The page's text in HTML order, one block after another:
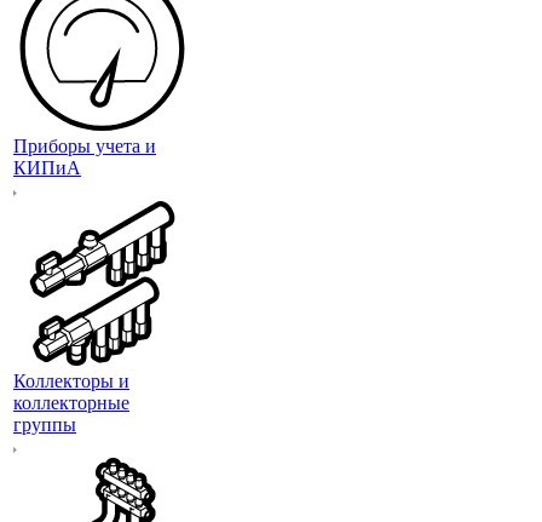
Приборы учета и
КИПиА
Коллекторы и
коллекторные
группы